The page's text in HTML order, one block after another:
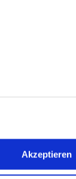
Akzeptieren
info &